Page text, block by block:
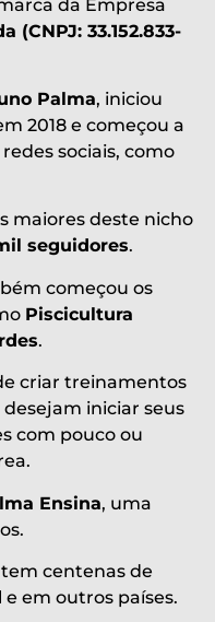
da Empresa
33.152.833-
Palma, iniciou
2018 e começou a
sociais, como
maiores deste nicho
seguidores.
começou os
Piscicultura
.
criar treinamentos
iniciar seus
com pouco ou
Ensina, uma
tem centenas de
em outros países.